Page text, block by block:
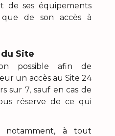
de ses équipements
que de son accès à
Site
possible afin de
un accès au Site 24
sur 7, sauf en cas de
réserve de ce qui
notamment, à tout